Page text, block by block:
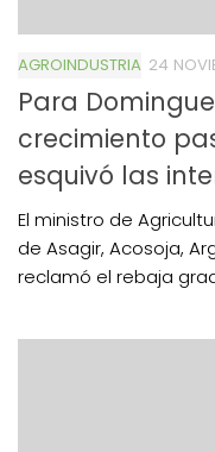
AGROINDUSTRIA 24
Para
crecimiento
esquivó las
El ministro de
de Asagir, Acosoja,
reclamó el rebaja